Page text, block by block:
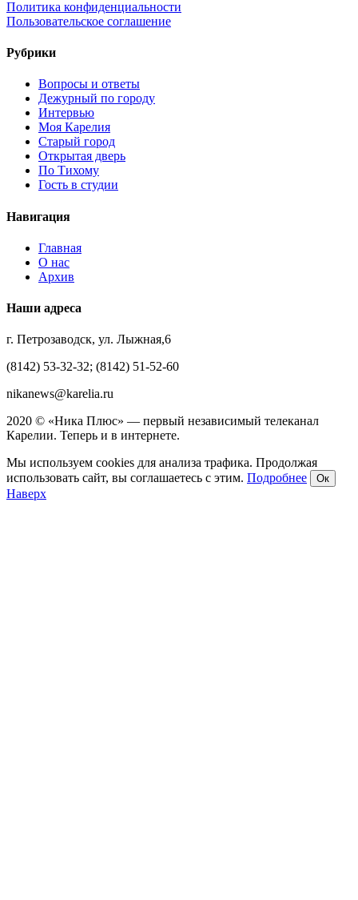
Политика конфиденциальности
Пользовательское соглашение
Рубрики
Вопросы и ответы
Дежурный по городу
Интервью
Моя Карелия
Старый город
Открытая дверь
По Тихому
Гость в студии
Навигация
Главная
О нас
Архив
Наши адреса
г. Петрозаводск, ул. Лыжная,6
(8142) 53-32-32; (8142) 51-52-60
nikanews@karelia.ru
2020 © «Ника Плюс» — первый независимый телеканал
Карелии. Теперь и в интернете.
Мы используем cookies для анализа трафика. Продолжая
использовать сайт, вы соглашаетесь с этим. Подробнее Ок
Наверх